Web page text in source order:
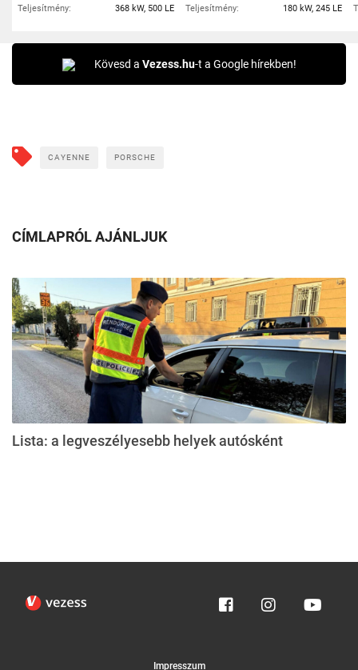
Teljesítmény:
368 kW, 500 LE
Teljesítmény:
180 kW, 245 LE
Kövesd a Vezess.hu-t a Google hírekben!
CAYENNE PORSCHE
CÍMLAPRÓL AJÁNLJUK
Lista: a legveszélyesebb helyek autósként
Impresszum